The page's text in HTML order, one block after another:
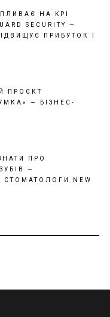
НА KPI
SECURITY —
ПРИБУТОК І
ПРОЄКТ
— БІЗНЕС-
ПРО
—
СТОМАТОЛОГИ NEW